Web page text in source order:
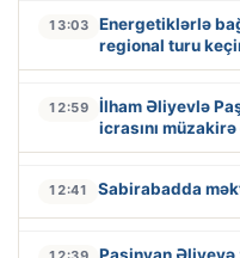
13:03
Energetiklərlə
regional turu
12:59
İlham Əliyevlə
icrasını
12:41 Sabirabadda
Paşinyan Əliyevə